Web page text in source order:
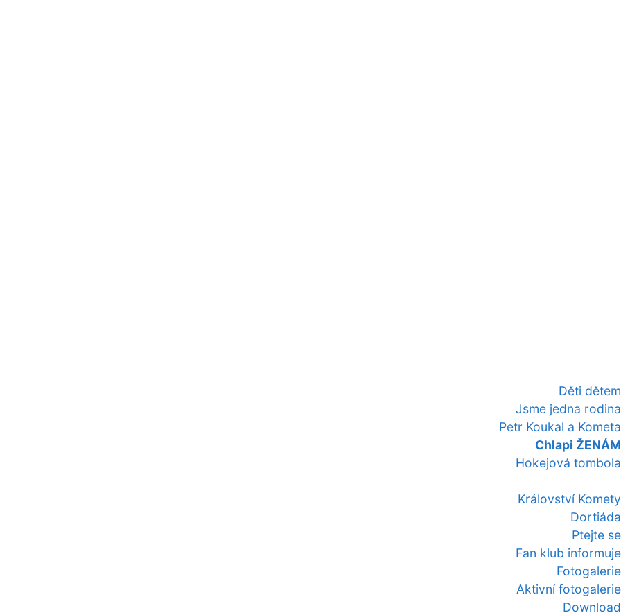
Děti dětem
Jsme jedna rodina
Petr Koukal a Kometa
Chlapi ŽENÁM
Hokejová tombola
Království Komety
Dortiáda
Ptejte se
Fan klub informuje
Fotogalerie
Aktivní fotogalerie
Download